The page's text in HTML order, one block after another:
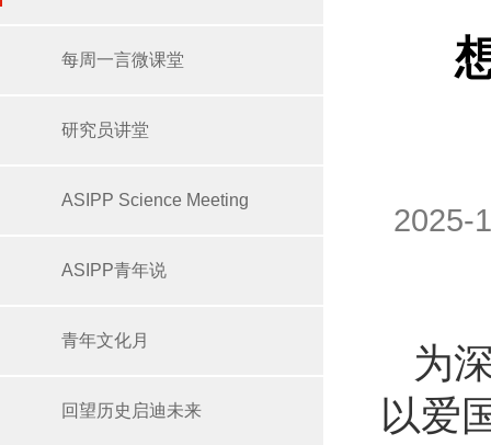
每周一言微课堂
研究员讲堂
ASIPP Science Meeting
ASIPP青年说
青年文化月
回望历史启迪未来
2025-
为
以爱